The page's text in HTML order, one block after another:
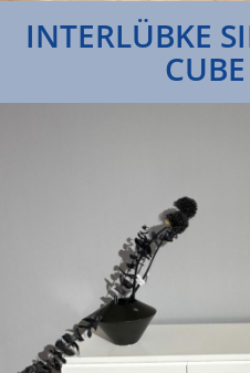
INTERLÜBKE